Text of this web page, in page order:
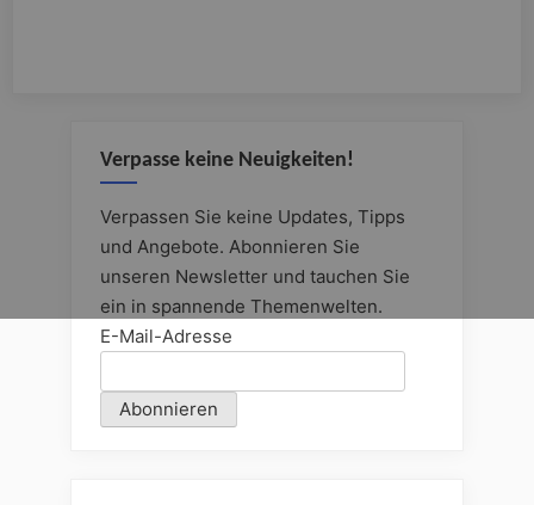
Verpasse keine Neuigkeiten!
Verpassen Sie keine Updates, Tipps
und Angebote. Abonnieren Sie
unseren Newsletter und tauchen Sie
ein in spannende Themenwelten.
E-Mail-Adresse